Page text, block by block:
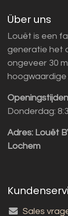
Über uns
Louët is een
generatie het
ongeveer 30
Donderdag:
Adres: Louët
Lochem
Sales